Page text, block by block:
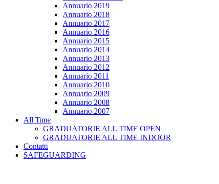
Annuario 2019
Annuario 2018
Annuario 2017
Annuario 2016
Annuario 2015
Annuario 2014
Annuario 2013
Annuario 2012
Annuario 2011
Annuario 2010
Annuario 2009
Annuario 2008
Annuario 2007
All Time
GRADUATORIE ALL TIME OPEN
GRADUATORIE ALL TIME INDOOR
Contatti
SAFEGUARDING